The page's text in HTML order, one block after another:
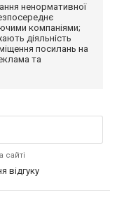
ненормативної
компаніями;
діяльність
посилань на
та
сайті
відгуку